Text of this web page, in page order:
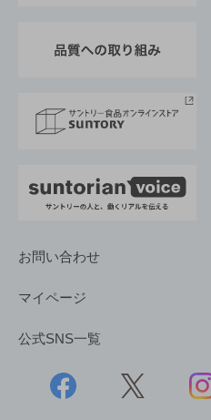
採用情報
お問い合わせ
マイページ
公式SNS一覧